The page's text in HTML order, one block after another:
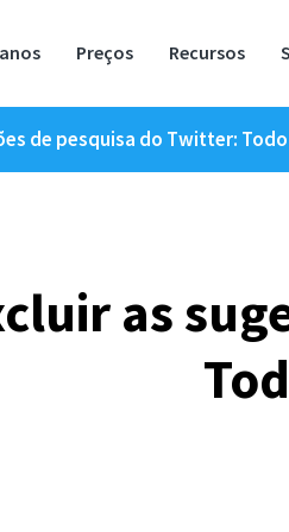
Preços Recursos
de pesquisa do Twitter:
as